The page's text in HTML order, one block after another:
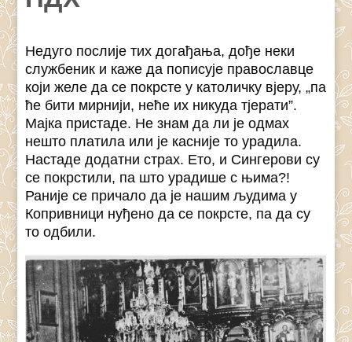
Недуго послије тих догађања, дође неки
службеник и каже да пописује православце
који желе да се покрсте у католичку вјеру, „па
ће бити мирнији, неће их никуда тјерати”.
Мајка пристаде. Не знам да ли је одмах
нешто платила или је касније то урадила.
Настаде додатни страх. Ето, и Сингерови су
се покрстили, па што урадише с њима?!
Раније се причало да је нашим људима у
Копривници нуђено да се покрсте, па да су
то одбили.